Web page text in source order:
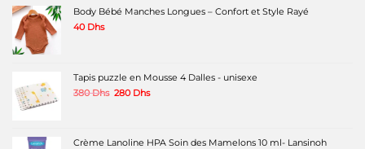
Body Bébé Manches Longues – Confort et Style Rayé
40 Dhs
Tapis puzzle en Mousse 4 Dalles - unisexe
380Dhs Le
380 Dhs.
280 DhsLe
280 Dhs.
Crème Lanoline HPA Soin des Mamelons 10 ml- Lansinoh